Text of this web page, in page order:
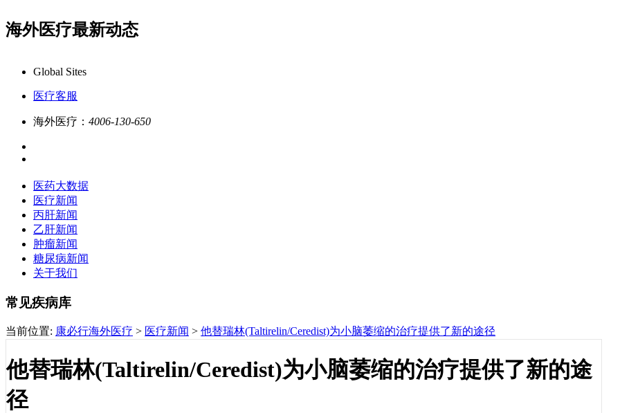
海外医疗最新动态
Global Sites
医疗客服
海外医疗： 4006-130-650
医药大数据
医疗新闻
丙肝新闻
乙肝新闻
肿瘤新闻
糖尿病新闻
关于我们
常见疾病库
当前位置: 康必行海外医疗 > 医疗新闻 > 他替瑞林(Taltirelin/Ceredist)为小脑萎缩的治疗提供了新的途径
他替瑞林(Taltirelin/Ceredist)为小脑萎缩的治疗提供了新的途
径